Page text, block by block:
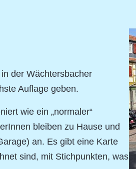
der Wächtersbacher
Auflage geben.
wie ein „normaler“
bleiben zu Hause und
an. Es gibt eine Karte
sind, mit Stichpunkten, was